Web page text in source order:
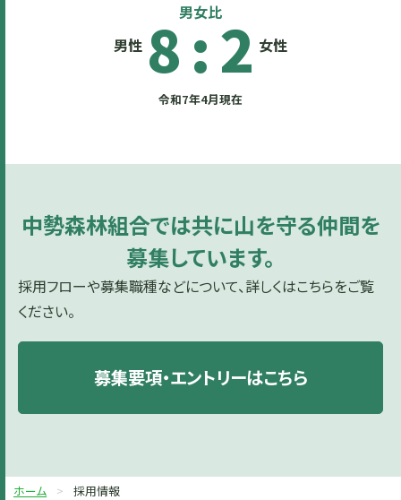
男女比
男性 8:2 女性
令和7年4月現在
中勢森林組合では共に山を守る仲間を
募集しています。
採用フローや募集職種などについて、詳しくはこちらをご覧
ください。
募集要項・エントリーはこちら
ホーム 採用情報